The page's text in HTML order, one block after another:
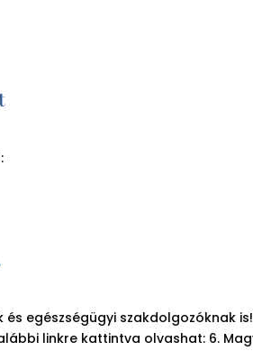
egészségügyi szakdolgozóknak
linkre kattintva olvashat: 6.